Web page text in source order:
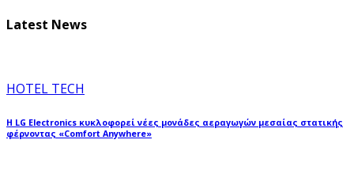
Latest News
HOTEL TECH
Η LG Electronics κυκλοφορεί νέες μονάδες αεραγωγών μεσαίας στατικής
φέρνοντας «Comfort Anywhere»